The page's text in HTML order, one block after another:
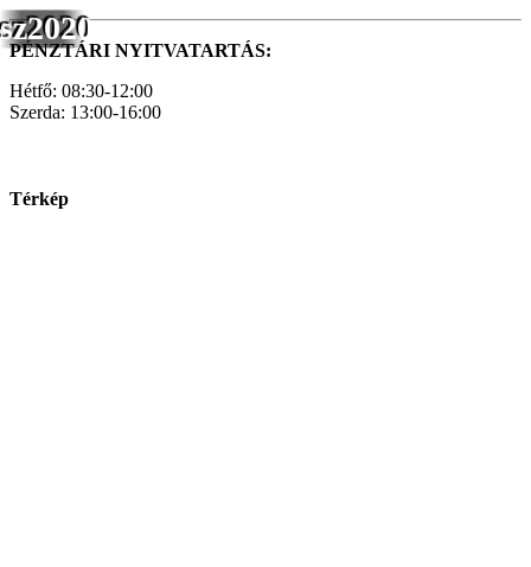
sz2020
PÉNZTÁRI NYITVATARTÁS:
Hétfő: 08:30-12:00
Szerda: 13:00-16:00
Térkép